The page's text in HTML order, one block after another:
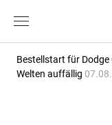
Bestellstart für Dodge
Welten auffällig